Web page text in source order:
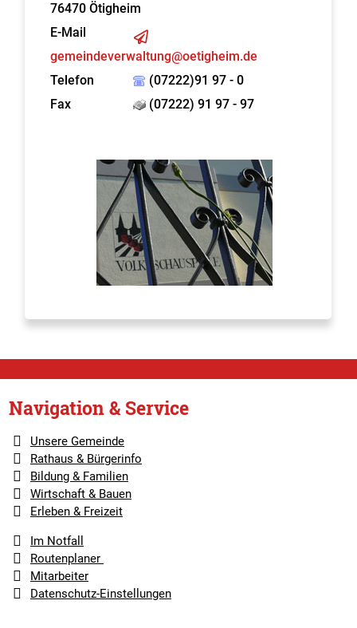
76470 Ötigheim
E-Mail
gemeindeverwaltung@oetigheim.de
Telefon
(07222)91 97 - 0
Fax
(07222) 91 97 - 97
Navigation & Service
Unsere Gemeinde
Rathaus & Bürgerinfo
Bildung & Familien
Wirtschaft & Bauen
Erleben & Freizeit
Im Notfall
Routenplaner
Mitarbeiter
Datenschutz-Einstellungen